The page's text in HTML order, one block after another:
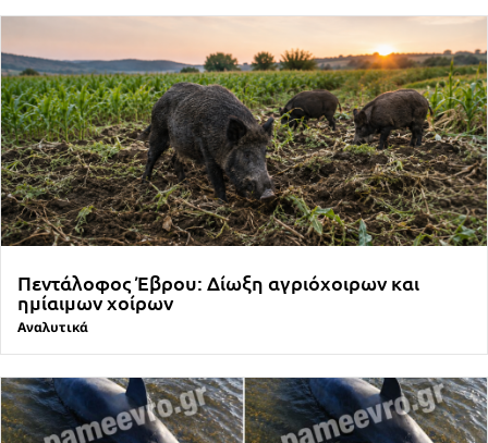
Πεντάλοφος Έβρου: Δίωξη αγριόχοιρων και
ημίαιμων χοίρων
Αναλυτικά